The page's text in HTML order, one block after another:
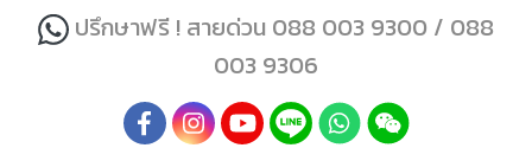
ปรึกษาฟรี ! สายด่วน 088 003 9300 / 088
003 9306